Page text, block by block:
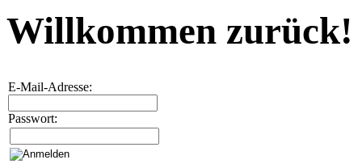
Willkommen zurück!
E-Mail-Adresse:
Passwort: